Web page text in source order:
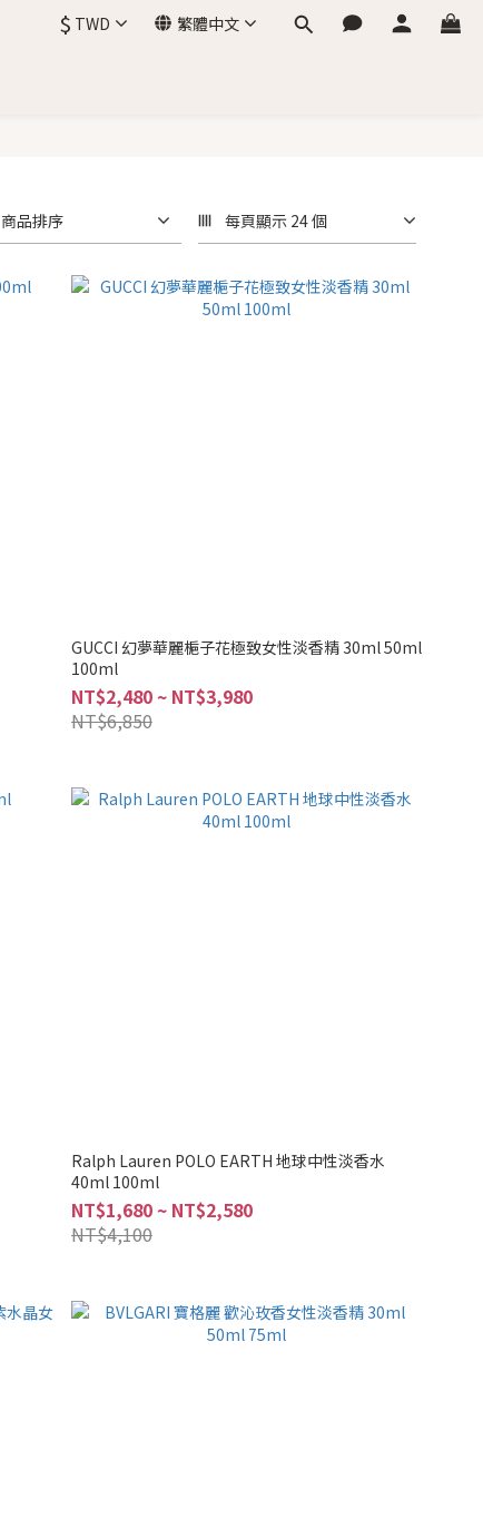
$ TWD 繁體中文
商品排序 每頁顯示 24 個
GUCCI 幻夢華麗梔子花極致女性淡香精 30ml 50ml
100ml
NT$2,480 ~ NT$3,980
NT$6,850
Ralph Lauren POLO EARTH 地球中性淡香水
40ml 100ml
NT$1,680 ~ NT$2,580
NT$4,100